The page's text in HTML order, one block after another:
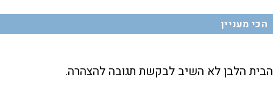
הכי מעניין
הבית הלבן לא השיב לבקשת תגובה להצהרה.